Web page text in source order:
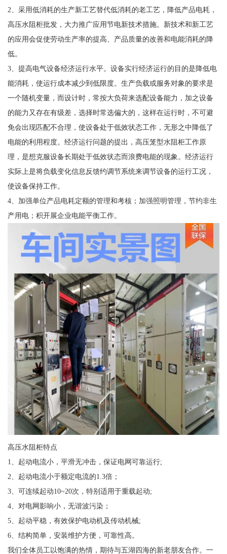
2、采用低消耗的生产新工艺替代低消耗的老工艺，降低产品电耗，
高压水阻柜批发，大力推广应用节电新技术措施。新技术和新工艺
的应用会促使劳动生产率的提高、产品质量的改善和电能消耗的降
低。
3、提高电气设备经济运行水平。设备实行经济运行的目的是降低电
能消耗，使运行成本减少到低限度。生产负载或服务对象的要求是
一个随机变量，而设计时，常按大负荷来选配设备能力，加之设备
的能力又存在有级差，选择时常选偏大的，这样在运行时，不可避
免会出现匹配不合理，使设备处于低效状态工作，无形之中降低了
电能的利用程度。经济运行问题的提出，高压笼型水阻柜工作原
理，是想克服设备长期处于低效状态而浪费电能的现象。经济运行
实际上是将负载变化信息反馈约调节系统来调节设备的运行工况，
使设备保持工作。
4、加强单位产品电耗定额的管理和考核；加强照明管理，节约非生
产用电；积开展企业电能平衡工作。
高压水阻柜特点
1、起动电流小，平滑无冲击，保证电网可靠运行;
2、起动电流小于额定电流的1.3倍；
3、可连续起动10~20次，特别适用于重载起动;
4、对电网影响小，无谐波污染；
5、起动平稳，有效保护电动机及传动机械;
6、结构简单，安装维护方便，可靠性高。
我们全体员工以饱满的热情，期待与五湖四海的新老朋友合作。一